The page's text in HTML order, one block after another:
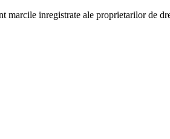
marcile inregistrate ale proprietarilor de